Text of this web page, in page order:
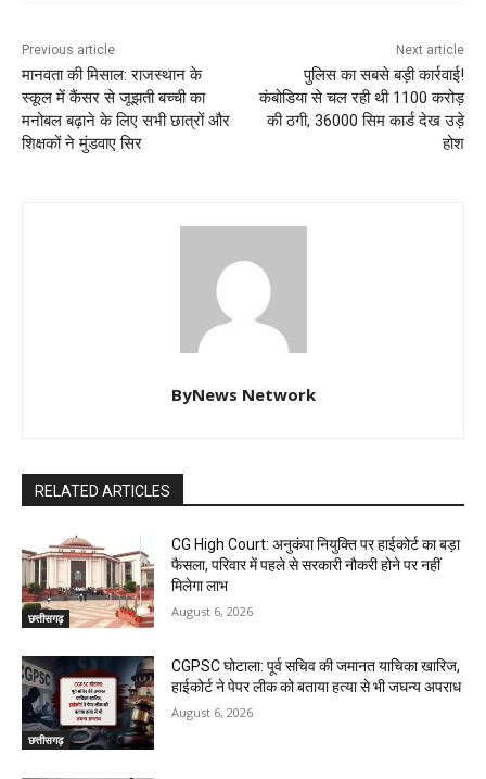
Previous article
मानवता की मिसाल: राजस्थान के
स्कूल में कैंसर से जूझती बच्ची का
मनोबल बढ़ाने के लिए सभी छात्रों और
शिक्षकों ने मुंडवाए सिर
Next article
पुलिस का सबसे बड़ी कार्रवाई!
कंबोडिया से चल रही थी 1100 करोड़
की ठगी, 36000 सिम कार्ड देख उड़े
होश
ByNews Network
RELATED ARTICLES
छत्तीसगढ़
CG High Court: अनुकंपा नियुक्ति पर हाईकोर्ट का बड़ा
फैसला, परिवार में पहले से सरकारी नौकरी होने पर नहीं
मिलेगा लाभ
August 6, 2026
छत्तीसगढ़
CGPSC घोटाला: पूर्व सचिव की जमानत याचिका खारिज,
हाईकोर्ट ने पेपर लीक को बताया हत्या से भी जघन्य अपराध
August 6, 2026